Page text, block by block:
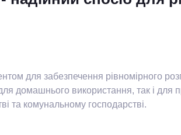
для забезпечення рівномірного
домашнього використання, так і для
та комунальному господарстві.